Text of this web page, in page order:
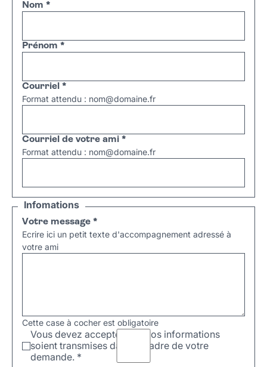
Nom *
Prénom *
Courriel *
Format attendu : nom@domaine.fr
Courriel de votre ami *
Format attendu : nom@domaine.fr
Infomations
Votre message *
Ecrire ici un petit texte d'accompagnement adressé à
votre ami
Cette case à cocher est obligatoire
Vous devez accepter que vos informations
soient transmises dans le cadre de votre
demande. *